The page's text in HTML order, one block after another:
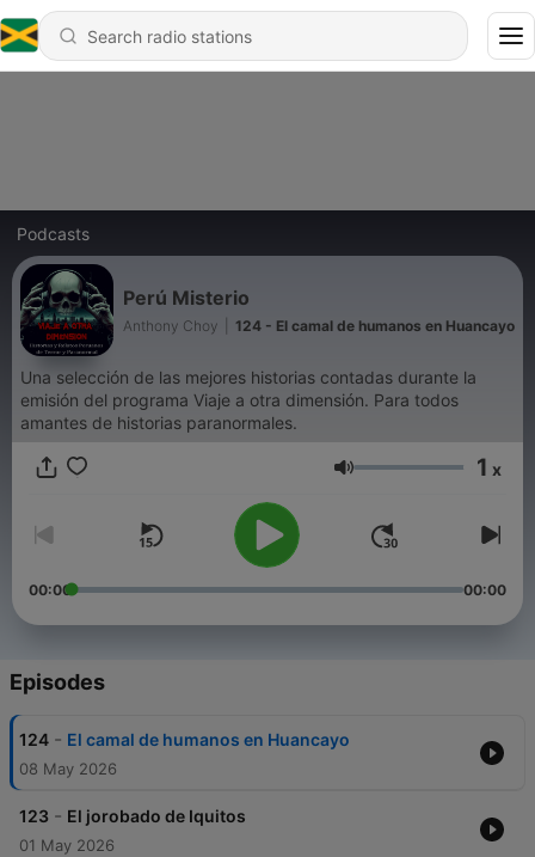
Podcasts
Perú Misterio
Anthony Choy 124 - El camal de humanos en Huancayo
Una selección de las mejores historias contadas durante la
emisión del programa Viaje a otra dimensión. Para todos
amantes de historias paranormales.
Volume 1 x
00:00 00:00
Episodes
124 - El camal de humanos en Huancayo
08 May 2026
123 - El jorobado de Iquitos
01 May 2026